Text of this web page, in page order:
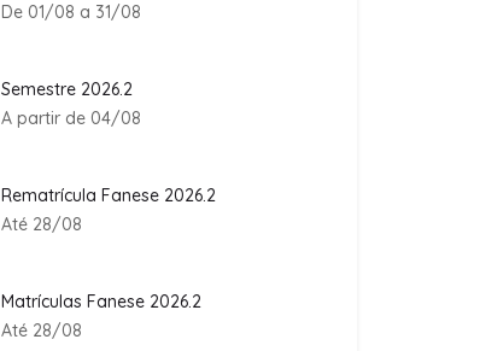
De 01/08 a 31/08
Semestre 2026.2
A partir de 04/08
Rematrícula Fanese 2026.2
Até 28/08
Matrículas Fanese 2026.2
Até 28/08